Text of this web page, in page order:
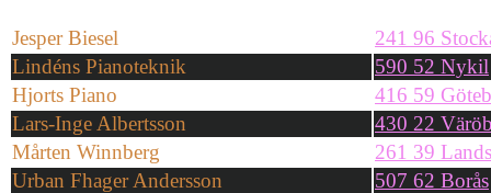
Jesper Biesel
241 96
Lindéns Pianoteknik
590 52 Nykil
Hjorts Piano
416 59
Lars-Inge Albertsson
430 22
Mårten Winnberg
261 39
Urban Fhager Andersson
507 62 Borås